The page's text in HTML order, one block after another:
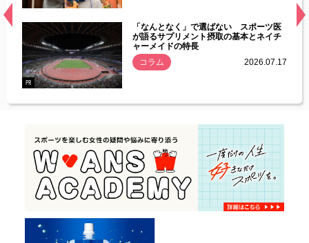
常
PR
「なんとなく」で選ばない スポーツ医
が語るサプリメント摂取の基本とネイチ
ャーメイドの特長
コラム
2026.07.17